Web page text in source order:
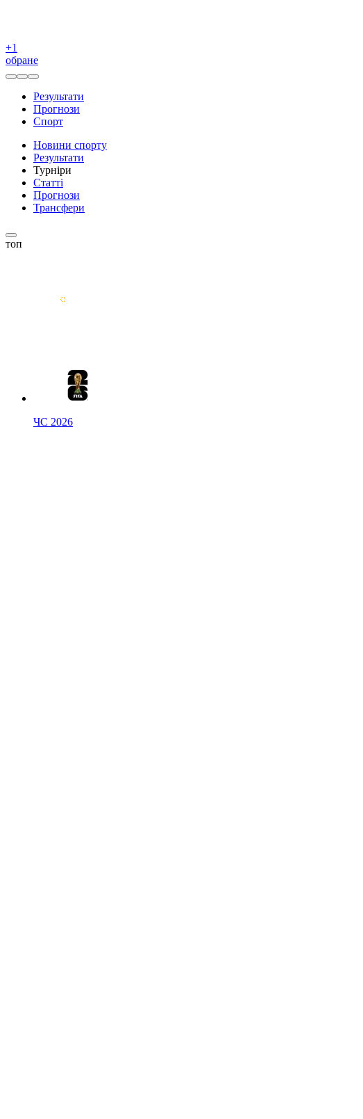
+1
обране
Результати
Прогнози
Спорт
Новини спорту
Результати
Турніри
Статті
Прогнози
Трансфери
топ
ЧС 2026